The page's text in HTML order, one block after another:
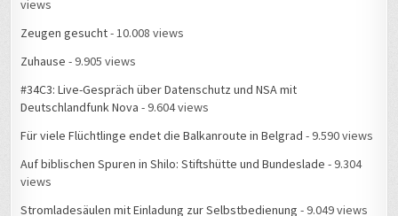
views
Stromladesäulen mit Einladung zur Selbstbedienung
Messe Leipzig Hotel-Chaos beim Hacker-Kongress
#34C3 – Live-Gespräch mit MDR Aktuell: Wie ist die Stimmung, wenn